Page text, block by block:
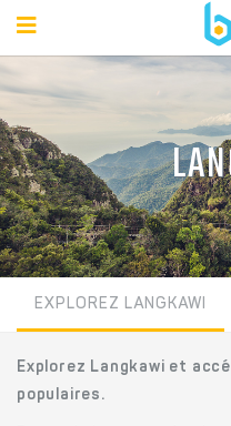
EXPLOREZ LANGKAWI
Explorez Langkawi et
populaires.